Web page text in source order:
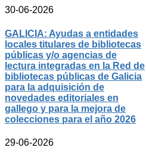
30-06-2026
GALICIA: Ayudas a entidades
locales titulares de bibliotecas
públicas y/o agencias de
lectura integradas en la Red de
bibliotecas públicas de Galicia
para la adquisición de
novedades editoriales en
gallego y para la mejora de
colecciones para el año 2026
29-06-2026